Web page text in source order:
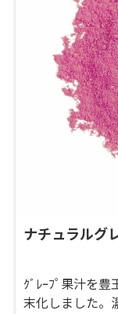
ナチュラルグ
ｸﾞﾚｰﾌﾟ果汁を
末化しました。